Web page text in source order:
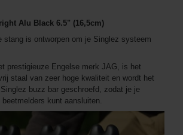
Alu Black 6.5" (16,5cm)
stang is ontworpen om je Singlez systeem
prestigieuze Engelse merk JAG, is het
staal van zeer hoge kwaliteit en wordt het
buzz bar geschroefd, zodat je je
kunt aansluiten.